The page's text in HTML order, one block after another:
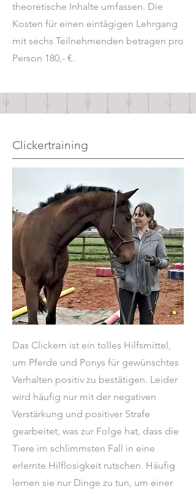
theoretische Inhalte umfassen. Die
Kosten für einen eintägigen Lehrgang
mit sechs Teilnehmenden betragen pro
Person 180,- €.
Clickertraining
Das Clickern ist ein tolles Hilfsmittel,
um Pferde und Ponys für gewünschtes
Verhalten positiv zu bestätigen. Leider
wird häufig nur mit der negativen
Verstärkung und positiver Strafe
gearbeitet, was zur Folge hat, dass die
Tiere im schlimmsten Fall in eine
erlernte Hilflosigkeit rutschen. Häufig
lernen sie nur Dinge zu tun, um einer